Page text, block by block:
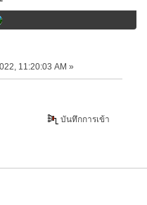
11:20:03 AM »
บันทึกการเข้า